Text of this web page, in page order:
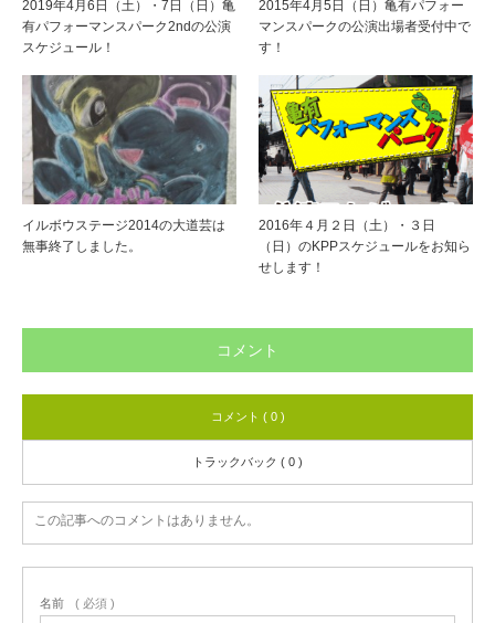
2019年4月6日（土）・7日（日）亀
有パフォーマンスパーク2ndの公演
スケジュール！
2015年4月5日（日）亀有パフォー
マンスパークの公演出場者受付中で
す！
イルボウステージ2014の大道芸は
無事終了しました。
2016年４月２日（土）・３日
（日）のKPPスケジュールをお知ら
せします！
コメント
コメント ( 0 )
トラックバック ( 0 )
この記事へのコメントはありません。
名前 ( 必須 )